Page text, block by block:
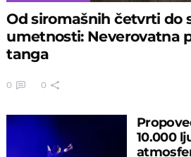
Od siromašnih četvrti do
umetnosti: Neverovatna
tanga
0 0
10.000